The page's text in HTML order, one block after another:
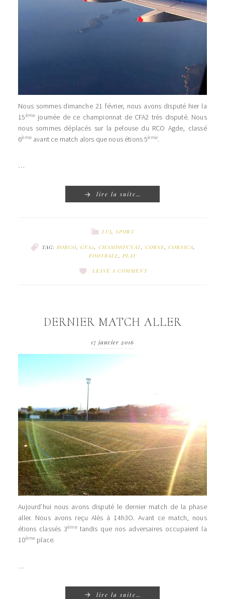
Nous sommes dimanche 21 février, nous avons disputé hier la
15ème journée de ce championnat de CFA2 très disputé. Nous
nous sommes déplacés sur la pelouse du RCO Agde, classé
6èmeavant ce match alors que nous étions 5ème.
…
lire la suite…
LUI, SPORT
TAG: BORGO, CFA2, CHAMPIONNAT, CORSE, CORSICA,
FOOTBALL, PLAY
LEAVE A COMMENT
DERNIER MATCH ALLER
17 janvier 2016
Aujourd’hui nous avons disputé le dernier match de la phase
aller. Nous avons reçu Alès à 14h3O. Avant ce match, nous
étions classés 3ème tandis que nos adversaires occupaient la
10ème place.
…
lire la suite…